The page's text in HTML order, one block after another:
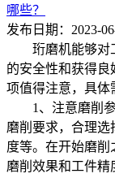
哪些？
发布日期：2023-
珩磨机能够对工
的安全性和获得
项值得注意，具体
1、注意磨削参
磨削要求，合理选
度等。在开始磨削
磨削效果和工件